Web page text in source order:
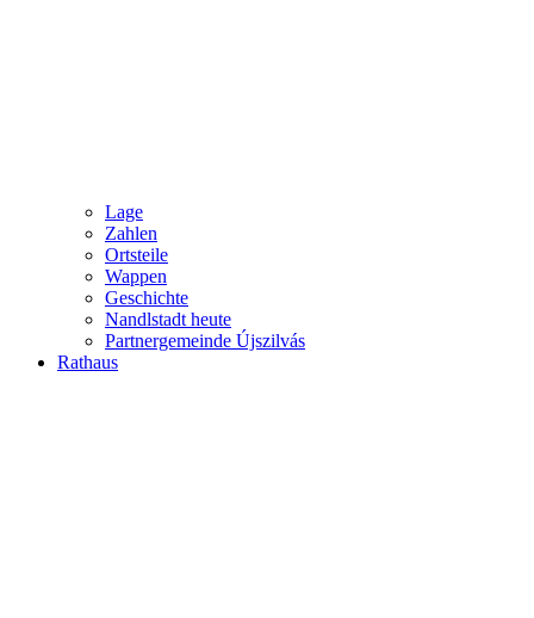
Lage
Zahlen
Ortsteile
Wappen
Geschichte
Nandlstadt heute
Partnergemeinde Újszilvás
Rathaus